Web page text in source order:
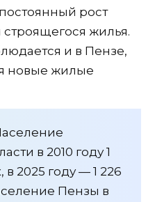
рост
жилья.
и в Пензе,
новые жилые
в 2010 году 1
в 2025 году — 1 226
Пензы в